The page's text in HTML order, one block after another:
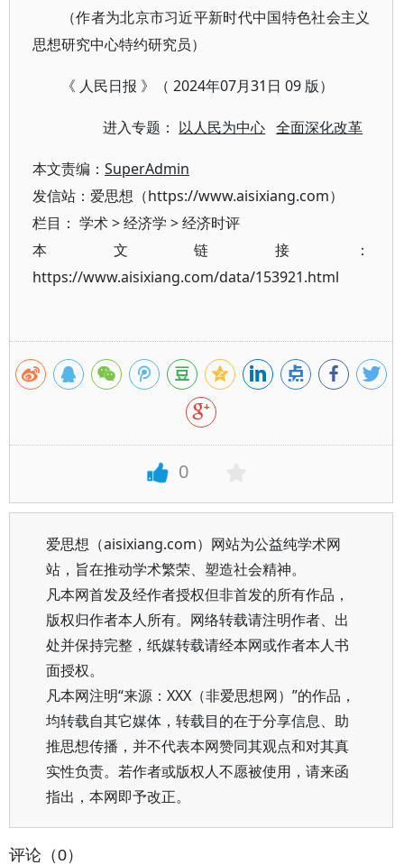
（作者为北京市习近平新时代中国特色社会主义
思想研究中心特约研究员）
《 人民日报 》（ 2024年07月31日 09 版）
进入专题： 以人民为中心 全面深化改革
本文责编： SuperAdmin
发信站：爱思想（https://www.aisixiang.com）
栏目： 学术>经济学 >经济时评
本文链接：
https://www.aisixiang.com/data/153921.html
0
爱思想（aisixiang.com）网站为公益纯学术网
站，旨在推动学术繁荣、塑造社会精神。
凡本网首发及经作者授权但非首发的所有作品，
版权归作者本人所有。网络转载请注明作者、出
处并保持完整，纸媒转载请经本网或作者本人书
面授权。
凡本网注明“来源：XXX（非爱思想网）”的作品，
均转载自其它媒体，转载目的在于分享信息、助
推思想传播，并不代表本网赞同其观点和对其真
实性负责。若作者或版权人不愿被使用，请来函
指出，本网即予改正。
评论（0）